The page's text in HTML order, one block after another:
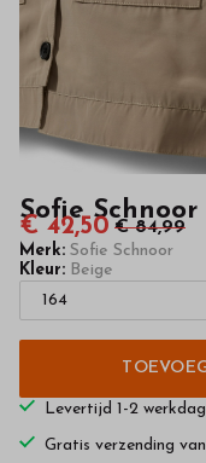
onze
Sofie Schnoor
€ 42,50 € 84,99
Merk: Sofie Schnoor
Kleur: Beige
Levertijd 1-2
Gratis verzending